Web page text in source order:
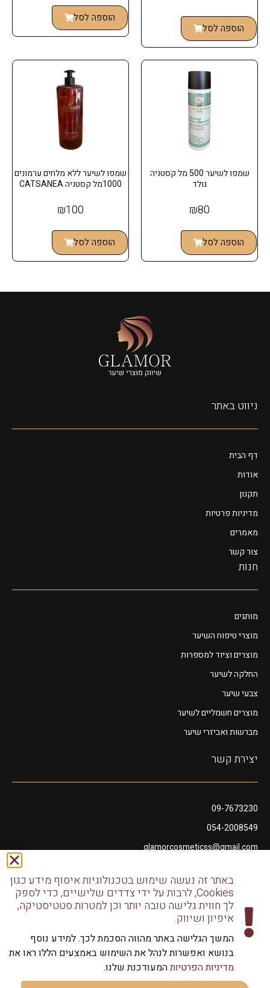
הוספה לסל
הוספה לסל
שמפו לשיער 500 מל קסטניה
גולד
₪80
הוספה לסל
שמפו לשיער ללא מלחים ערמונים
1000מל קסטניה CATSANEA
₪100
הוספה לסל
ניווט באתר
דף הבית
אודות
תקנון
מדיניות פרטיות
מאמרים
צור קשר
חנות
מותגים
מוצרי טיפוח השיער
מוצרים וציוד למספרות
החלקה לשיער
צבעי שיער
מוצרים חשמליים לשיער
מברשות ואביזרי שיער
יצירת קשר
09-7673230
054-2008549
glamorcosmeticss@gmail.com
דודו דותן 10, נתניה
כל הזכויות שמורות לגלמור שיווק מוצרי שיער | שיווק למספרות
וליחידים
באתר זה נעשה שימוש בטכנולוגיות איסוף מידע כגון
Cookies, לרבות על ידי צדדים שלישיים, כדי לספק
לך חווית גלישה טובה יותר וכן למטרות סטטיסטיקה,
איפיון ושיווק.
המשך הגלישה באתר מהווה הסכמת לכך. למידע נוסף
בנושא ואפשרות לנהל את השימוש באמצעים הללו ראו את
מדיניות הפרטיותהמעודכנת שלנו.